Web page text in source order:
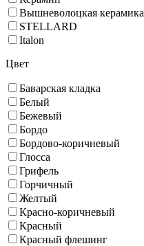
Вышневолоцкая керамика
STELLARD
Italon
Цвет
Баварская кладка
Белый
Бежевый
Бордо
Бордово-коричневый
Глосса
Грифель
Горчичный
Желтый
Красно-коричневый
Красный
Красный флешинг